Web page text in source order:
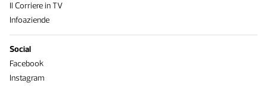
Il Corriere in TV
Infoaziende
Social
Facebook
Instagram